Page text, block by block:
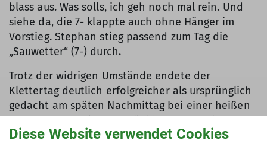
blass aus. Was solls, ich geh noch mal rein. Und
siehe da, die 7- klappte auch ohne Hänger im
Vorstieg. Stephan stieg passend zum Tag die
„Sauwetter“ (7-) durch.
Trotz der widrigen Umstände endete der
Klettertag deutlich erfolgreicher als ursprünglich
gedacht am späten Nachmittag bei einer heißen
Tasse Tee und frischem fränkischen Landkuchen.
Diese Website verwendet Cookies